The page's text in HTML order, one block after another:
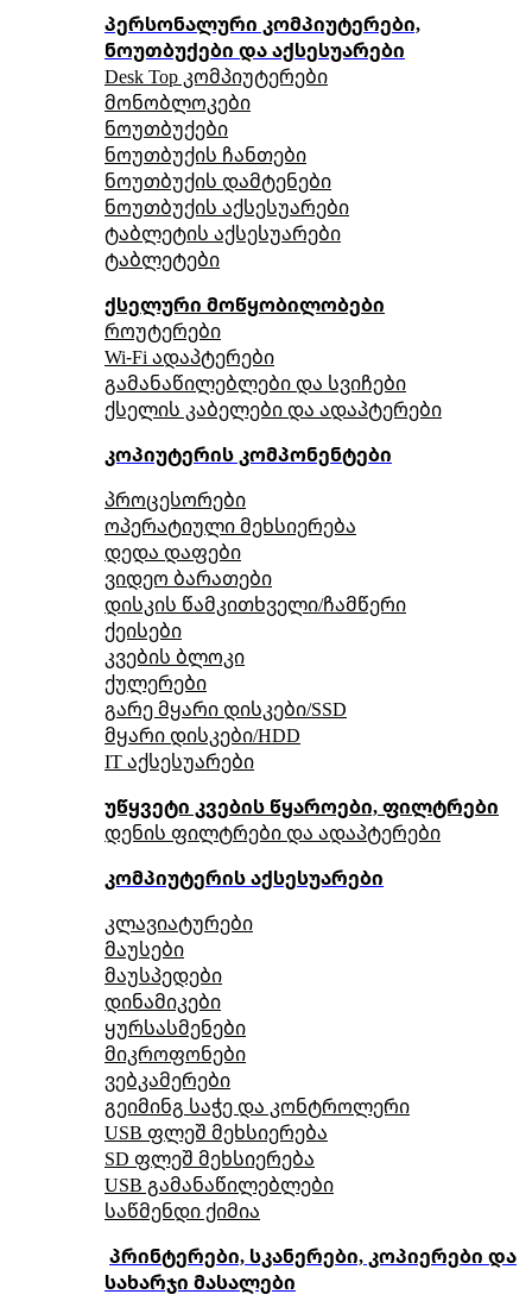
პერსონალური კომპიუტერები,
ნოუთბუქები და აქსესუარები
Desk Top კომპიუტერები
მონობლოკები
ნოუთბუქები
ნოუთბუქის ჩანთები
ნოუთბუქის დამტენები
ნოუთბუქის აქსესუარები
ტაბლეტის აქსესუარები
ტაბლეტები
ქსელური მოწყობილობები
როუტერები
Wi-Fi ადაპტერები
გამანაწილებლები და სვიჩები
ქსელის კაბელები და ადაპტერები
კოპიუტერის კომპონენტები
პროცესორები
ოპერატიული მეხსიერება
დედა დაფები
ვიდეო ბარათები
დისკის წამკითხველი/ჩამწერი
ქეისები
კვების ბლოკი
ქულერები
გარე მყარი დისკები/SSD
მყარი დისკები/HDD
IT აქსესუარები
უწყვეტი კვების წყაროები, ფილტრები
დენის ფილტრები და ადაპტერები
კომპიუტერის აქსესუარები
კლავიატურები
მაუსები
მაუსპედები
დინამიკები
ყურსასმენები
მიკროფონები
ვებკამერები
გეიმინგ საჭე და კონტროლერი
USB ფლეშ მეხსიერება
SD ფლეშ მეხსიერება
USB გამანაწილებლები
საწმენდი ქიმია
პრინტერები, სკანერები, კოპიერები და
სახარჯი მასალები